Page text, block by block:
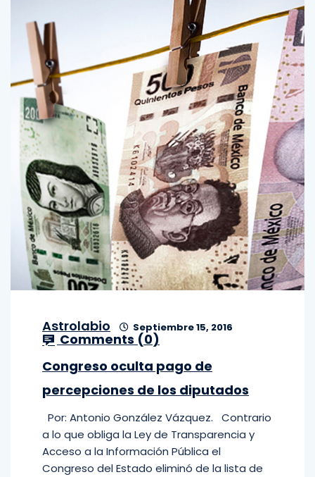
Astrolabio Septiembre 15, 2016
Comments (0)
Congreso oculta pago de
percepciones de los diputados
Por: Antonio González Vázquez. Contrario
a lo que obliga la Ley de Transparencia y
Acceso a la Información Pública el
Congreso del Estado eliminó de la lista de